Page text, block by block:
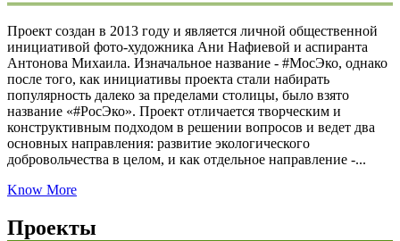
Проект создан в 2013 году и является личной общественной
инициативой фото-художника Ани Нафиевой и аспиранта
Антонова Михаила. Изначальное название - #МосЭко, однако
после того, как инициативы проекта стали набирать
популярность далеко за пределами столицы, было взято
название «#РосЭко». Проект отличается творческим и
конструктивным подходом в решении вопросов и ведет два
основных направления: развитие экологического
добровольчества в целом, и как отдельное направление -...
Know More
Проекты